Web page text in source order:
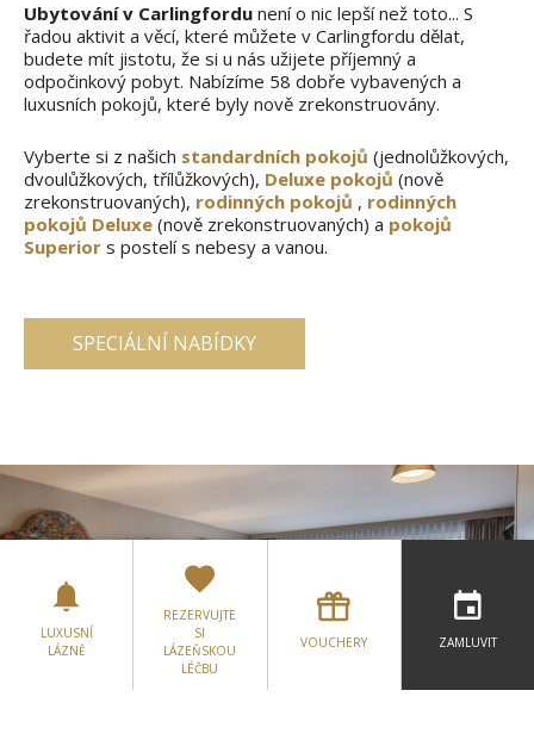
Ubytování v Carlingfordu není o nic lepší než toto... S
řadou aktivit a věcí, které můžete v Carlingfordu dělat,
budete mít jistotu, že si u nás užijete příjemný a
odpočinkový pobyt. Nabízíme 58 dobře vybavených a
luxusních pokojů, které byly nově zrekonstruovány.
Vyberte si z našich standardních pokojů (jednolůžkových,
dvoulůžkových, třílůžkových), Deluxe pokojů (nově
zrekonstruovaných), rodinných pokojů , rodinných
pokojů Deluxe (nově zrekonstruovaných) a pokojů
Superior s postelí s nebesy a vanou.
SPECIÁLNÍ NABÍDKY
LUXUSNÍ
LÁZNĚ
REZERVUJTE
SI
LÁZEŇSKOU
LÉČBU
VOUCHERY ZAMLUVIT